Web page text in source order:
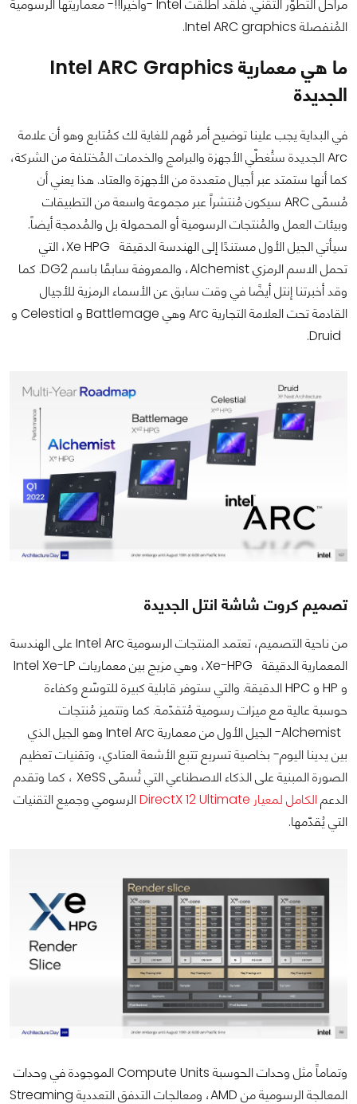
مراحل التطوّر التقني. فلقد أطلقت Intel -وأخيراً!!- معماريتها الرسومية
المُنفصلة Intel ARC graphics.
ما هي معمارية Intel ARC Graphics
الجديدة
في البداية يجب علينا توضيح أمر مُهم للغاية لك كمُتابع وهو أن علامة
Arc الجديدة ستُغطّي الأجهزة والبرامج والخدمات المُختلفة من الشركة،
كما أنها ستمتد عبر أجيال متعددة من الأجهزة والعتاد. هذا يعني أن
مُسمّى ARC سيكون مُنتشراً عبر مجموعة واسعة من التطبيقات
وبيئات العمل والمُنتجات الرسومية أو المحمولة بل والمُدمجة أيضاً.
سيأتي الجيل الأول مستندًا إلى الهندسة الدقيقة Xe HPG، التي
تحمل الاسم الرمزي Alchemist، والمعروفة سابقًا باسم DG2. كما
وقد أخبرتنا إنتل أيضًا في وقت سابق عن الأسماء الرمزية للأجيال
القادمة تحت العلامة التجارية Arc وهي Battlemage و Celestial و
تصميم كروت شاشة انتل الجديدة
من ناحية التصميم، تعتمد المنتجات الرسومية Intel Arc على الهندسة
المعمارية الدقيقة Xe-HPG، وهي مزيج بين معماريات Intel Xe-LP
و HP و HPC الدقيقة. والتي ستوفر قابلية كبيرة للتوسّع وكفاءة
حوسبة عالية مع ميزات رسومية مُتقدّمة. كما وتتميز مُنتجات
Alchemist- الجيل الأول من معمارية Intel Arc وهو الجيل الذي
بين يدينا اليوم- بخاصية تسريع تتبع الأشعة العتادي، وتقنيات تعظيم
الصورة المبنية على الذكاء الاصطناعي التي تُسمّى XeSS ، كما وتقدم
الدعمالكامل لمعيار DirectX 12 Ultimate
الرسومي وجميع التقنيات
التي يُقدّمها.
وتماماً مثل وحدات الحوسبة Compute Units الموجودة في وحدات
المعالجة الرسومية من AMD، ومعالجات التدفق التعددية Streaming